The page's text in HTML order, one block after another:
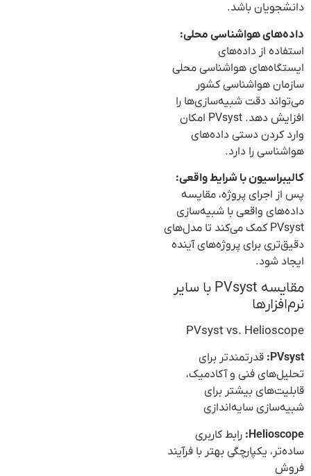
دانشجویان باشد.
داده‌های هواشناسی محلی:
استفاده از داده‌های
ایستگاه‌های هواشناسی محلی
سازمان هواشناسی کشور
می‌تواند دقت شبیه‌سازی‌ها را
افزایش دهد. PVsyst امکان
وارد کردن دستی داده‌های
هواشناسی را دارد.
کالیبراسیون با شرایط واقعی:
پس از اجرای پروژه، مقایسه
داده‌های واقعی با شبیه‌سازی
PVsyst کمک می‌کند تا مدل‌های
دقیق‌تری برای پروژه‌های آینده
ایجاد شود.
مقایسه PVsyst با سایر
نرم‌افزارها
PVsyst vs. Helioscope
PVsyst: قدرتمندتر برای
تحلیل‌های فنی و آکادمیک،
قابلیت‌های بیشتر برای
شبیه‌سازی سایه‌اندازی
Helioscope: رابط کاربری
ساده‌تر، یکپارچگی بهتر با فرآیند
فروش